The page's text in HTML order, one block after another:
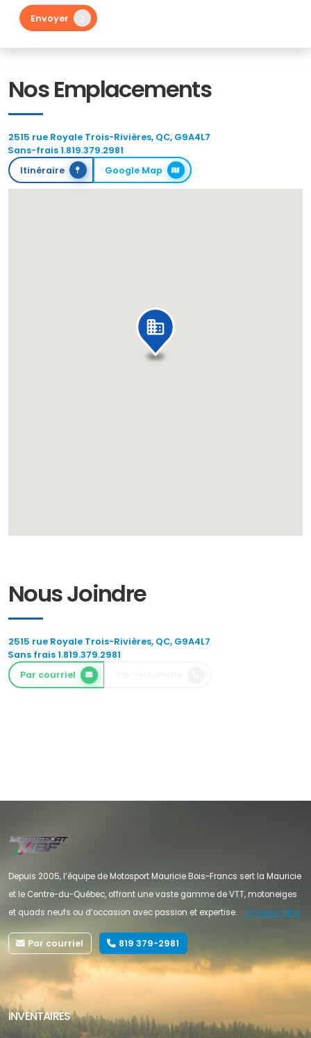
Envoyer
Nos Emplacements
2515 rue Royale Trois-Rivières, QC, G9A4L7
Sans-frais 1.819.379.2981
Itinéraire
Google Map
Nous Joindre
2515 rue Royale Trois-Rivières, QC, G9A4L7
Sans frais 1.819.379.2981
Par courriel
Depuis 2005, l’équipe de Motosport Mauricie Bois-Francs sert la Mauricie
et le Centre-du-Québec, offrant une vaste gamme de VTT, motoneiges
et quads neufs ou d’occasion avec passion et expertise.
En savoir plus
Par courriel 819 379-2981
INVENTAIRES